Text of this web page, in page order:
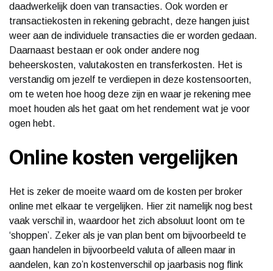
daadwerkelijk doen van transacties. Ook worden er
transactiekosten in rekening gebracht, deze hangen juist
weer aan de individuele transacties die er worden gedaan.
Daarnaast bestaan er ook onder andere nog
beheerskosten, valutakosten en transferkosten. Het is
verstandig om jezelf te verdiepen in deze kostensoorten,
om te weten hoe hoog deze zijn en waar je rekening mee
moet houden als het gaat om het rendement wat je voor
ogen hebt.
Online kosten vergelijken
Het is zeker de moeite waard om de kosten per broker
online met elkaar te vergelijken. Hier zit namelijk nog best
vaak verschil in, waardoor het zich absoluut loont om te
‘shoppen’. Zeker als je van plan bent om bijvoorbeeld te
gaan handelen in bijvoorbeeld valuta of alleen maar in
aandelen, kan zo’n kostenverschil op jaarbasis nog flink